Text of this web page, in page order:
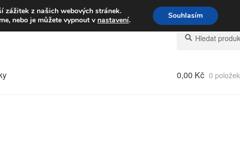
Volejte po-pá 9-16 704 494 494
Hledat:
Hledat
0,00 Kč 0 položek
zážitek z našich webových stránek.
nebo je můžete vypnout v nastavení. Souhlasím